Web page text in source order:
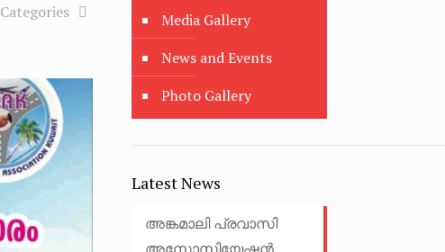
Categories
Media Gallery
News and Events
Photo Gallery
Latest News
അങ്കമാലി പ്രവാസി